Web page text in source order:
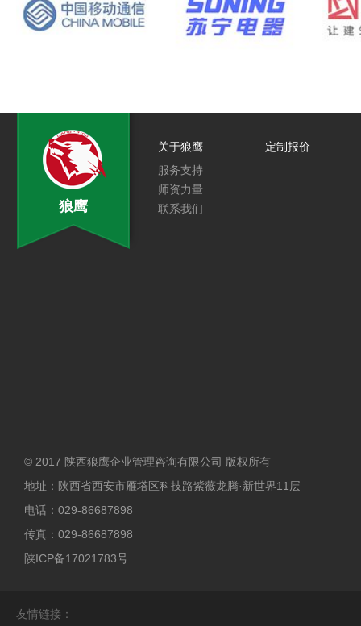
狼鹰
关于狼鹰
服务支持
师资力量
联系我们
定制报价
© 2017 陕西狼鹰企业管理咨询有限公司 版权所有
地址：陕西省西安市雁塔区科技路紫薇龙腾·新世界11层
电话：029-86687898
传真：029-86687898
陕ICP备17021783号
友情链接：